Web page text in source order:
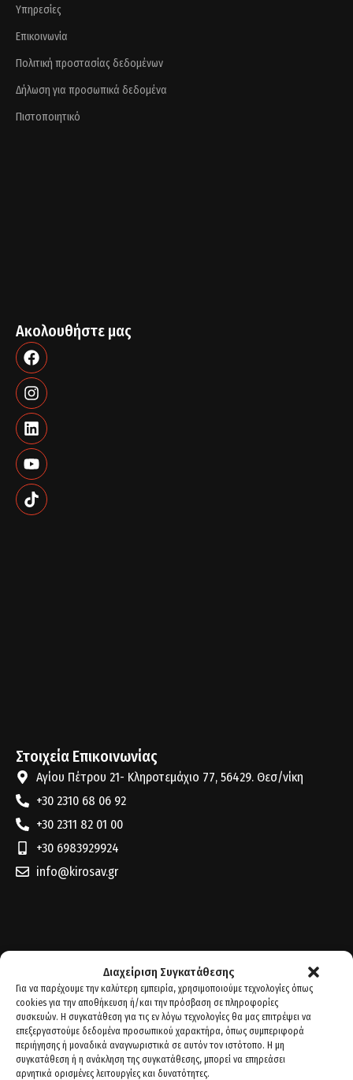
Διαχείριση Συγκατάθεσης
Για να παρέχουμε την καλύτερη εμπειρία, χρησιμοποιούμε τεχνολογίες όπως
cookies για την αποθήκευση ή/και την πρόσβαση σε πληροφορίες
συσκευών. Η συγκατάθεση για τις εν λόγω τεχνολογίες θα μας επιτρέψει να
επεξεργαστούμε δεδομένα προσωπικού χαρακτήρα, όπως συμπεριφορά
περιήγησης ή μοναδικά αναγνωριστικά σε αυτόν τον ιστότοπο. Η μη
συγκατάθεση ή η ανάκληση της συγκατάθεσης, μπορεί να επηρεάσει
αρνητικά ορισμένες λειτουργίες και δυνατότητες.
Υπηρεσίες
Επικοινωνία
Πολιτική προστασίας δεδομένων
Δήλωση για προσωπικά δεδομένα
Πιστοποιητικό
Ακολουθήστε μας
Στοιχεία Επικοινωνίας
Αγίου Πέτρου 21- Κληροτεμάχιο 77, 56429. Θεσ/νίκη
+30 2310 68 06 92
+30 2311 82 01 00
+30 6983929924
info@kirosav.gr